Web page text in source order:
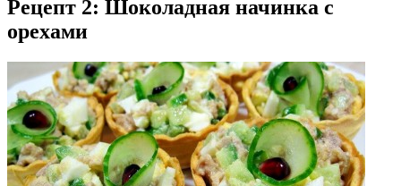
Рецепт 2: Шоколадная начинка с
орехами